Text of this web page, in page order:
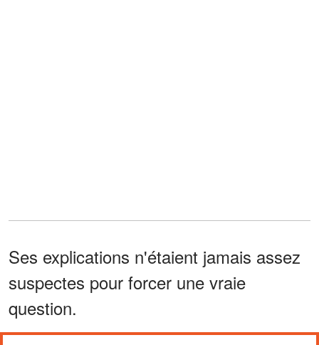
Ses explications n'étaient jamais assez
suspectes pour forcer une vraie
question.